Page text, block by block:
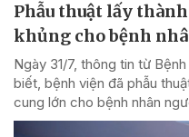
Phẫu thuật lấy
khủng cho bệnh
Ngày 31/7, thông tin từ
biết, bệnh viện đã phẫu
cung lớn cho bệnh nhân